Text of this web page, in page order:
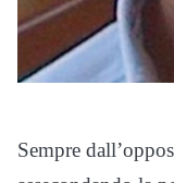
Sempre